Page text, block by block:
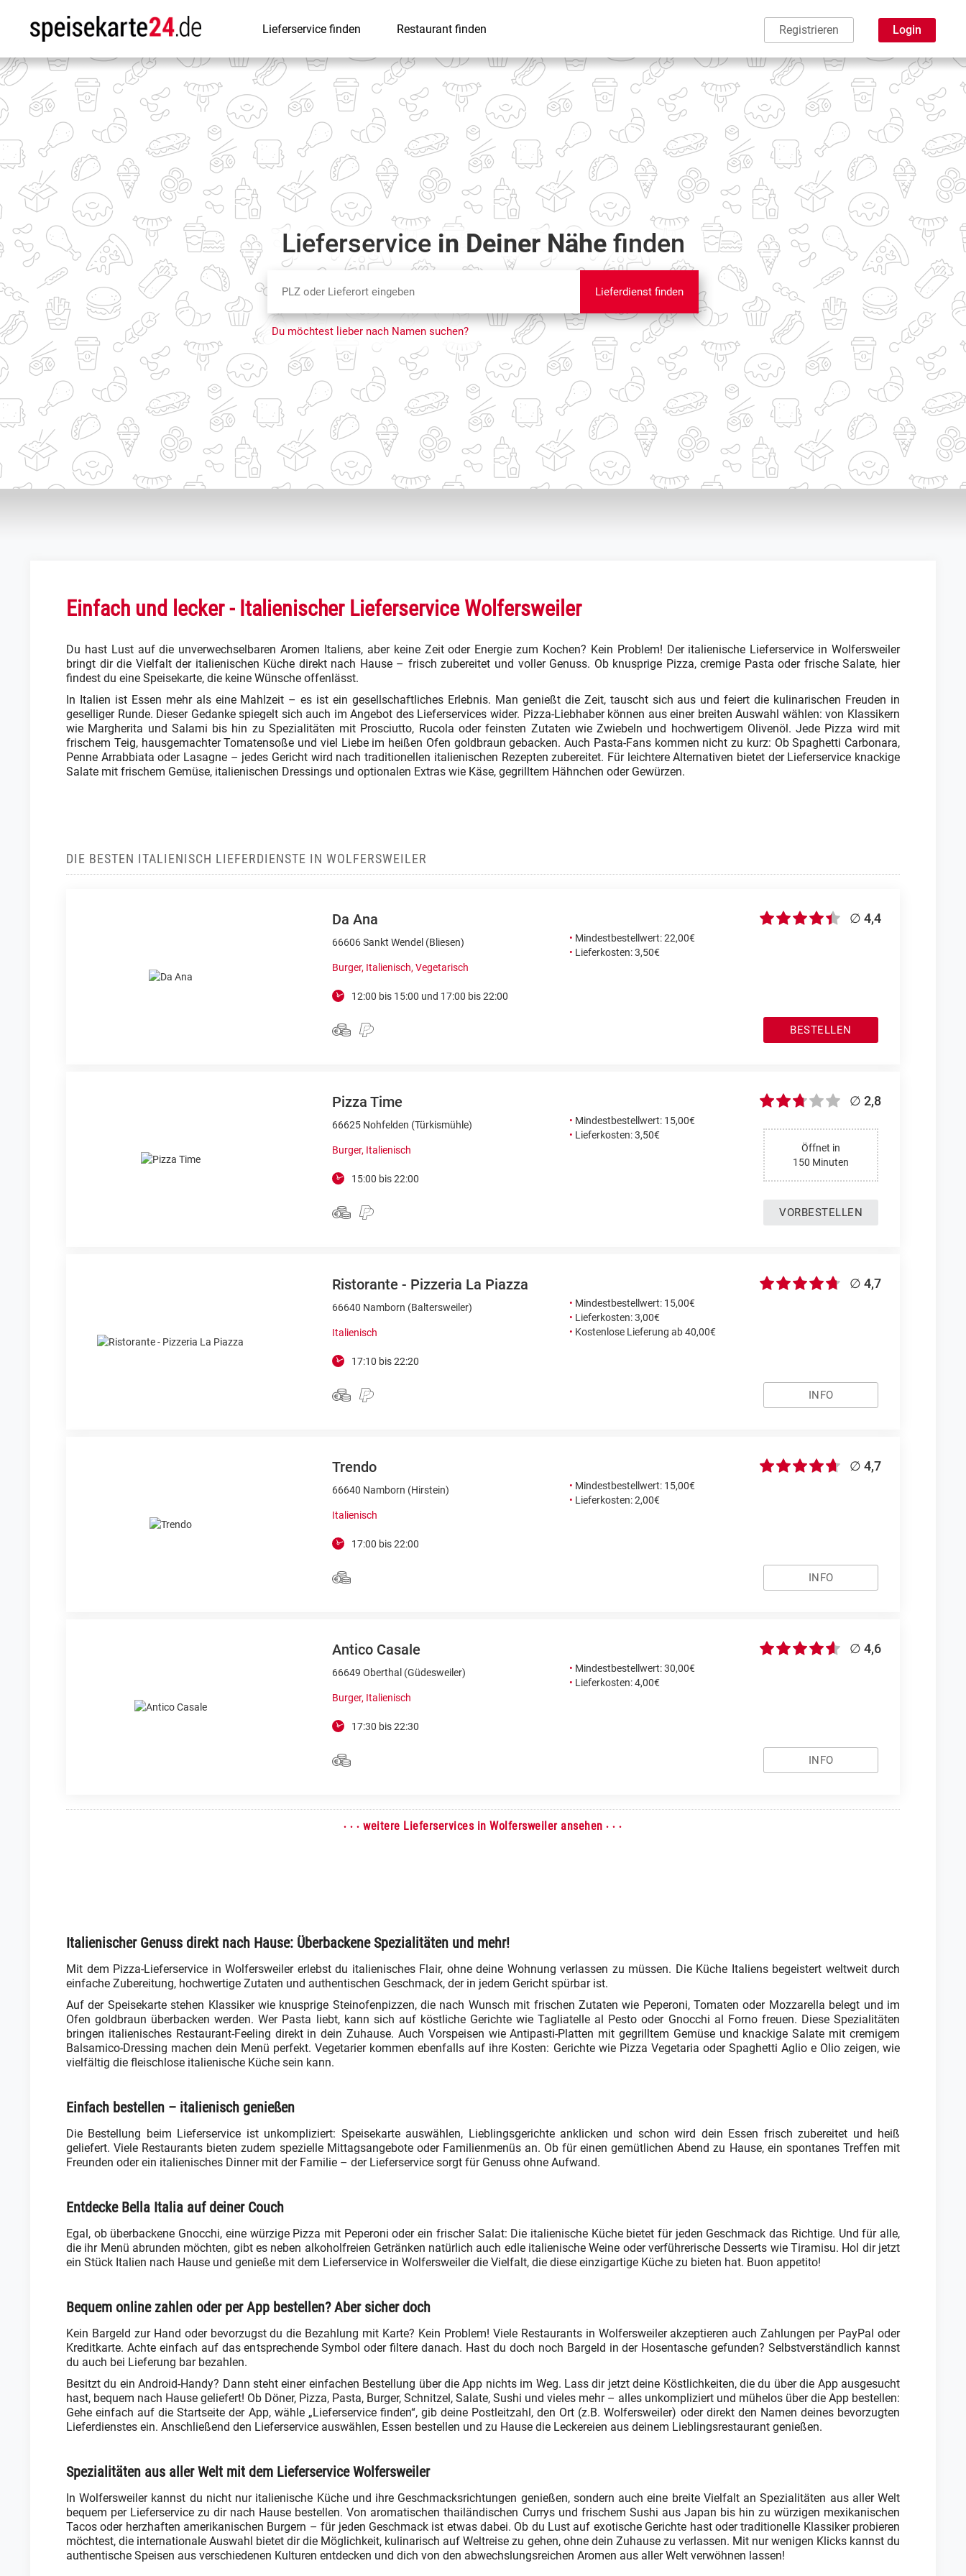
Lieferservice finden Restaurant finden Registrieren Login
Lieferservice in Deiner Nähefinden
Lieferdienst finden
Du möchtest lieber nach Namen suchen?
Einfach und lecker - Italienischer Lieferservice Wolfersweiler
Du hast Lust auf die unverwechselbaren Aromen Italiens, aber keine Zeit oder Energie zum Kochen? Kein Problem! Der italienische Lieferservice in Wolfersweiler
bringt dir die Vielfalt der italienischen Küche direkt nach Hause – frisch zubereitet und voller Genuss. Ob knusprige Pizza, cremige Pasta oder frische Salate, hier
findest du eine Speisekarte, die keine Wünsche offenlässt.
In Italien ist Essen mehr als eine Mahlzeit – es ist ein gesellschaftliches Erlebnis. Man genießt die Zeit, tauscht sich aus und feiert die kulinarischen Freuden in
geselliger Runde. Dieser Gedanke spiegelt sich auch im Angebot des Lieferservices wider. Pizza-Liebhaber können aus einer breiten Auswahl wählen: von Klassikern
wie Margherita und Salami bis hin zu Spezialitäten mit Prosciutto, Rucola oder feinsten Zutaten wie Zwiebeln und hochwertigem Olivenöl. Jede Pizza wird mit
frischem Teig, hausgemachter Tomatensoße und viel Liebe im heißen Ofen goldbraun gebacken. Auch Pasta-Fans kommen nicht zu kurz: Ob Spaghetti Carbonara,
Penne Arrabbiata oder Lasagne – jedes Gericht wird nach traditionellen italienischen Rezepten zubereitet. Für leichtere Alternativen bietet der Lieferservice knackige
Salate mit frischem Gemüse, italienischen Dressings und optionalen Extras wie Käse, gegrilltem Hähnchen oder Gewürzen.
DIE BESTEN ITALIENISCH LIEFERDIENSTE IN WOLFERSWEILER
Da Ana
66606 Sankt Wendel (Bliesen)
Burger, Italienisch, Vegetarisch
12:00 bis 15:00 und 17:00 bis 22:00
• Mindestbestellwert: 22,00€
• Lieferkosten: 3,50€
∅ 4,4
BESTELLEN
Pizza Time
66625 Nohfelden (Türkismühle)
Burger, Italienisch
15:00 bis 22:00
• Mindestbestellwert: 15,00€
• Lieferkosten: 3,50€
∅ 2,8
Öffnet in
150 Minuten
VORBESTELLEN
Ristorante - Pizzeria La Piazza
66640 Namborn (Baltersweiler)
Italienisch
17:10 bis 22:20
• Mindestbestellwert: 15,00€
• Lieferkosten: 3,00€
• Kostenlose Lieferung ab 40,00€
∅ 4,7
INFO
Trendo
66640 Namborn (Hirstein)
Italienisch
17:00 bis 22:00
• Mindestbestellwert: 15,00€
• Lieferkosten: 2,00€
∅ 4,7
INFO
Antico Casale
66649 Oberthal (Güdesweiler)
Burger, Italienisch
17:30 bis 22:30
• Mindestbestellwert: 30,00€
• Lieferkosten: 4,00€
∅ 4,6
INFO
· · · weitere Lieferservices in Wolfersweiler ansehen· · ·
Italienischer Genuss direkt nach Hause: Überbackene Spezialitäten und mehr!
Mit dem Pizza-Lieferservice in Wolfersweiler erlebst du italienisches Flair, ohne deine Wohnung verlassen zu müssen. Die Küche Italiens begeistert weltweit durch
einfache Zubereitung, hochwertige Zutaten und authentischen Geschmack, der in jedem Gericht spürbar ist.
Auf der Speisekarte stehen Klassiker wie knusprige Steinofenpizzen, die nach Wunsch mit frischen Zutaten wie Peperoni, Tomaten oder Mozzarella belegt und im
Ofen goldbraun überbacken werden. Wer Pasta liebt, kann sich auf köstliche Gerichte wie Tagliatelle al Pesto oder Gnocchi al Forno freuen. Diese Spezialitäten
bringen italienisches Restaurant-Feeling direkt in dein Zuhause. Auch Vorspeisen wie Antipasti-Platten mit gegrilltem Gemüse und knackige Salate mit cremigem
Balsamico-Dressing machen dein Menü perfekt. Vegetarier kommen ebenfalls auf ihre Kosten: Gerichte wie Pizza Vegetaria oder Spaghetti Aglio e Olio zeigen, wie
vielfältig die fleischlose italienische Küche sein kann.
Einfach bestellen – italienisch genießen
Die Bestellung beim Lieferservice ist unkompliziert: Speisekarte auswählen, Lieblingsgerichte anklicken und schon wird dein Essen frisch zubereitet und heiß
geliefert. Viele Restaurants bieten zudem spezielle Mittagsangebote oder Familienmenüs an. Ob für einen gemütlichen Abend zu Hause, ein spontanes Treffen mit
Freunden oder ein italienisches Dinner mit der Familie – der Lieferservice sorgt für Genuss ohne Aufwand.
Entdecke Bella Italia auf deiner Couch
Egal, ob überbackene Gnocchi, eine würzige Pizza mit Peperoni oder ein frischer Salat: Die italienische Küche bietet für jeden Geschmack das Richtige. Und für alle,
die ihr Menü abrunden möchten, gibt es neben alkoholfreien Getränken natürlich auch edle italienische Weine oder verführerische Desserts wie Tiramisu. Hol dir jetzt
ein Stück Italien nach Hause und genieße mit dem Lieferservice in Wolfersweiler die Vielfalt, die diese einzigartige Küche zu bieten hat. Buon appetito!
Bequem online zahlen oder per App bestellen? Aber sicher doch
Kein Bargeld zur Hand oder bevorzugst du die Bezahlung mit Karte? Kein Problem! Viele Restaurants in Wolfersweiler akzeptieren auch Zahlungen per PayPal oder
Kreditkarte. Achte einfach auf das entsprechende Symbol oder filtere danach. Hast du doch noch Bargeld in der Hosentasche gefunden? Selbstverständlich kannst
du auch bei Lieferung bar bezahlen.
Besitzt du ein Android-Handy? Dann steht einer einfachen Bestellung über die App nichts im Weg. Lass dir jetzt deine Köstlichkeiten, die du über die App ausgesucht
hast, bequem nach Hause geliefert! Ob Döner, Pizza, Pasta, Burger, Schnitzel, Salate, Sushi und vieles mehr – alles unkompliziert und mühelos über die App bestellen:
Gehe einfach auf die Startseite der App, wähle „Lieferservice finden“, gib deine Postleitzahl, den Ort (z.B. Wolfersweiler) oder direkt den Namen deines bevorzugten
Lieferdienstes ein. Anschließend den Lieferservice auswählen, Essen bestellen und zu Hause die Leckereien aus deinem Lieblingsrestaurant genießen.
Spezialitäten aus aller Welt mit dem Lieferservice Wolfersweiler
In Wolfersweiler kannst du nicht nur italienische Küche und ihre Geschmacksrichtungen genießen, sondern auch eine breite Vielfalt an Spezialitäten aus aller Welt
bequem per Lieferservice zu dir nach Hause bestellen. Von aromatischen thailändischen Currys und frischem Sushi aus Japan bis hin zu würzigen mexikanischen
Tacos oder herzhaften amerikanischen Burgern – für jeden Geschmack ist etwas dabei. Ob du Lust auf exotische Gerichte hast oder traditionelle Klassiker probieren
möchtest, die internationale Auswahl bietet dir die Möglichkeit, kulinarisch auf Weltreise zu gehen, ohne dein Zuhause zu verlassen. Mit nur wenigen Klicks kannst du
authentische Speisen aus verschiedenen Kulturen entdecken und dich von den abwechslungsreichen Aromen aus aller Welt verwöhnen lassen!